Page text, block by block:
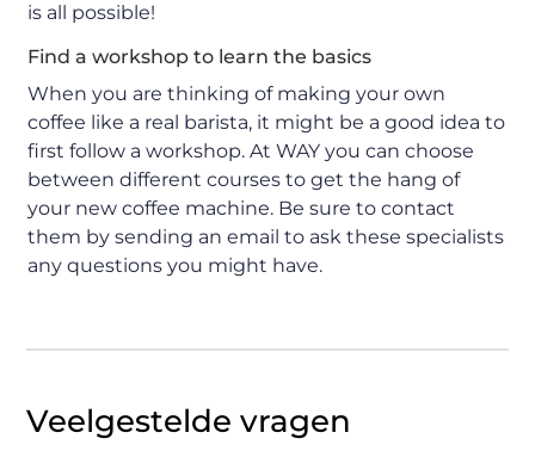
is all possible!
Find a workshop to learn the basics
When you are thinking of making your own
coffee like a real barista, it might be a good idea to
first follow a workshop. At WAY you can choose
between different courses to get the hang of
your new coffee machine. Be sure to contact
them by sending an email to ask these specialists
any questions you might have.
Veelgestelde vragen